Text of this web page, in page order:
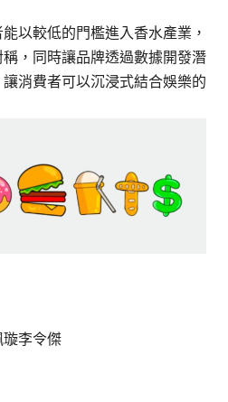
以較低的門檻進入香水產業，
，同時讓品牌透過數據開發潛
消費者可以沉浸式結合娛樂的
璇李令傑